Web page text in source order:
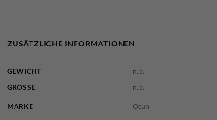
ZUSÄTZLICHE INFORMATIONEN
GEWICHT
n. a.
GRÖSSE
n. a.
MARKE Ocun